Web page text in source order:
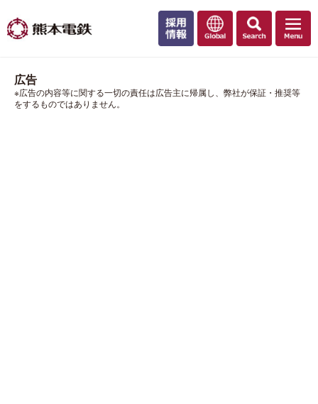
広告
※広告の内容等に関する一切の責任は広告主に帰属し、弊社が保証・推奨等
をするものではありません。